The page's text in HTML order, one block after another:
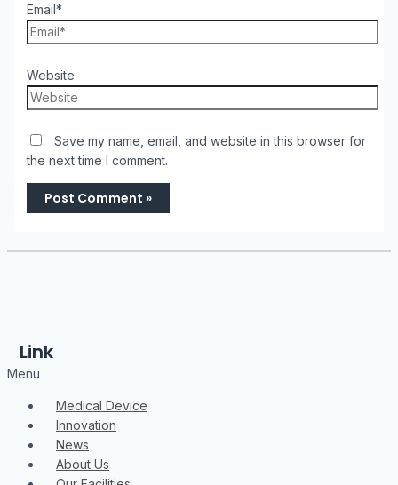
Email*
Website
Save my name, email, and website in this browser for
the next time I comment.
Link
Menu
Medical Device
Innovation
News
About Us